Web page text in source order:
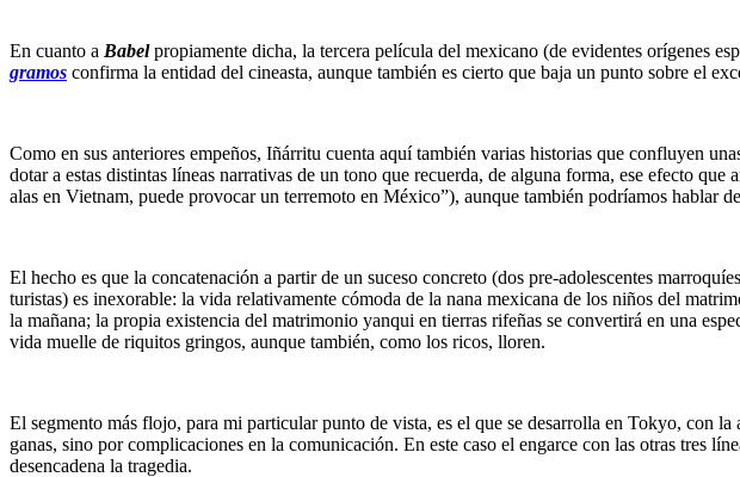
En cuanto a Babelpropiamente dicha, la tercera película del mexicano (de evidentes orígenes
gramos confirma la entidad del cineasta, aunque también es cierto que baja un punto sobre el
Como en sus anteriores empeños, Iñárritu cuenta aquí también varias historias que confluyen
dotar a estas distintas líneas narrativas de un tono que recuerda, de alguna forma, ese efecto
alas en Vietnam, puede provocar un terremoto en México”), aunque también podríamos hablar
El hecho es que la concatenación a partir de un suceso concreto (dos pre-adolescentes
turistas) es inexorable: la vida relativamente cómoda de la nana mexicana de los niños del
la mañana; la propia existencia del matrimonio yanqui en tierras rifeñas se convertirá en una
vida muelle de riquitos gringos, aunque también, como los ricos, lloren.
El segmento más flojo, para mi particular punto de vista, es el que se desarrolla en Tokyo, con
ganas, sino por complicaciones en la comunicación. En este caso el engarce con las otras tres
desencadena la tragedia.